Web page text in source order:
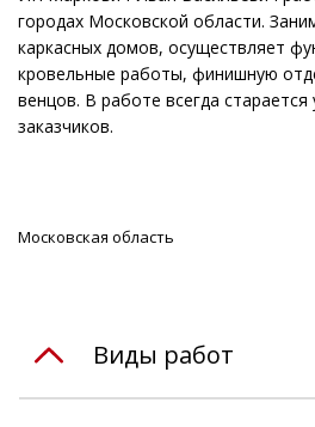
городах Московской области.
каркасных домов, осуществляет
кровельные работы, финишную
венцов. В работе всегда
заказчиков.
Московская область
Виды работ